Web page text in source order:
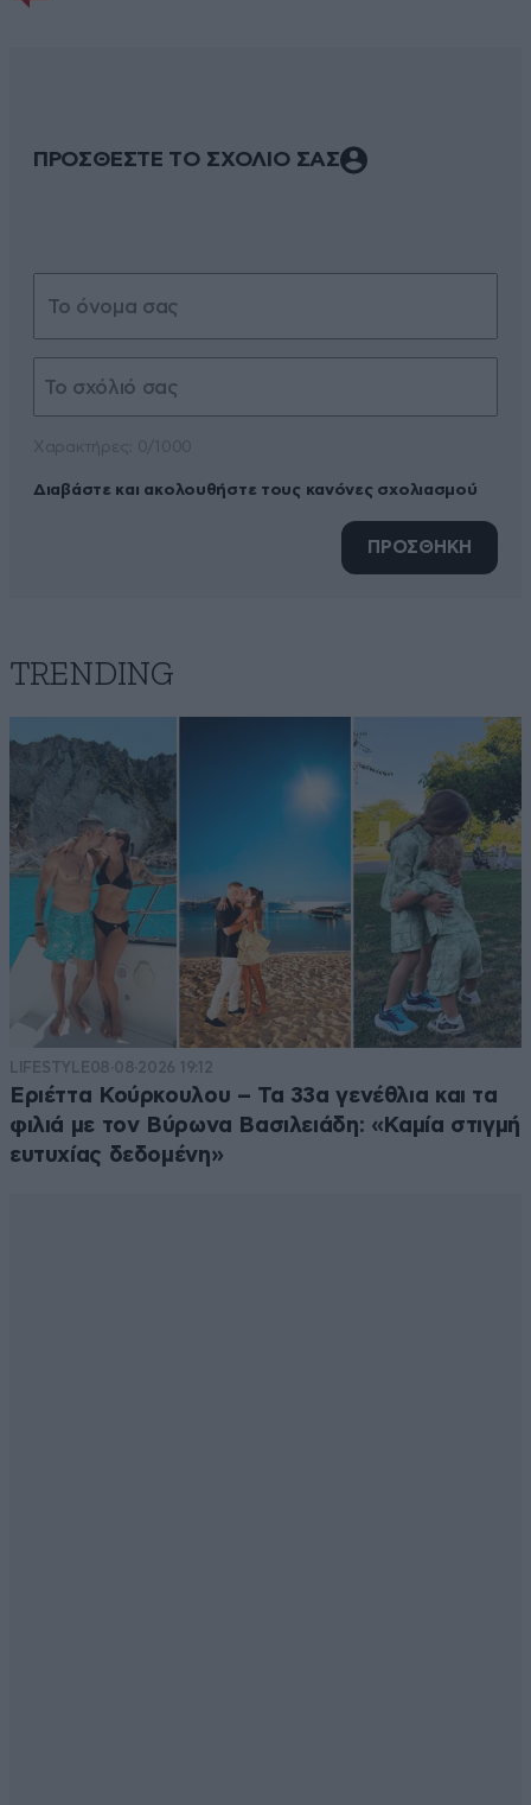
ΠΡΟΣΘΕΣΤΕ ΤΟ ΣΧΟΛΙΟ ΣΑΣ
Διαβάστε και ακολουθήστε τους κανόνες σχολιασμού
ΠΡΟΣΘΗΚΗ
TRENDING
LIFESTYLE08·08·2026 19:12
Εριέττα Κούρκουλου – Τα 33α γενέθλια και τα
φιλιά με τον Βύρωνα Βασιλειάδη: «Καμία στιγμή
ευτυχίας δεδομένη»